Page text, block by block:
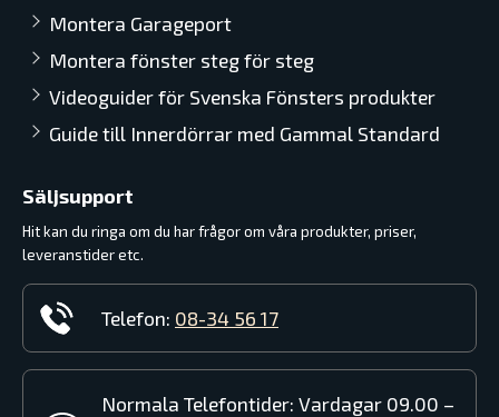
Montera Garageport
Montera fönster steg för steg
Videoguider för Svenska Fönsters produkter
Guide till Innerdörrar med Gammal Standard
Säljsupport
Hit kan du ringa om du har frågor om våra produkter, priser,
leveranstider etc.
Telefon: 08-34 56 17
Normala Telefontider: Vardagar 09.00 –